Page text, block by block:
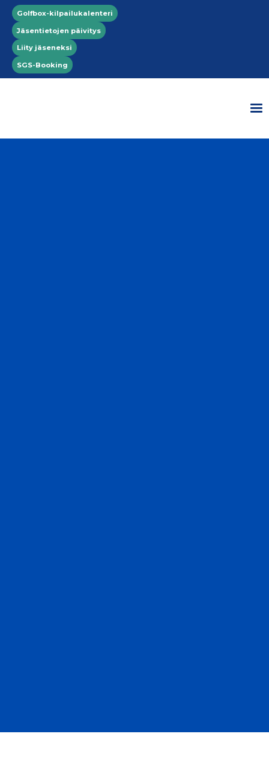
Hyppää pääsisältöön
Top menu
Golfbox-kilpailukalenteri
Jäsentietojen päivitys
Liity jäseneksi
SGS-Booking